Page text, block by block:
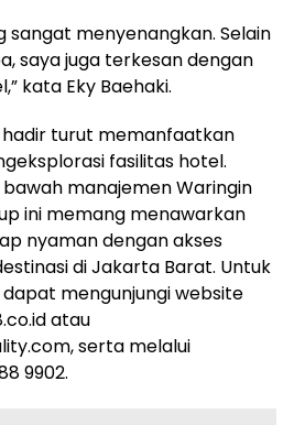
sangat menyenangkan. Selain
saya juga terkesan dengan
kata Eky Baehaki.
hadir turut memanfaatkan
fasilitas hotel.
manajemen Waringin
ini memang menawarkan
nyaman dengan akses
di Jakarta Barat. Untuk
mengunjungi website
atau
serta melalui
9902.